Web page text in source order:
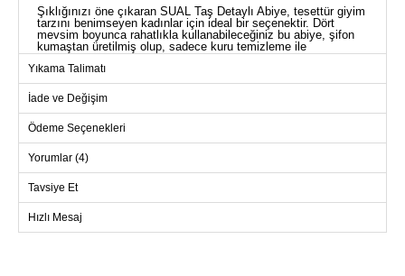
Şıklığınızı öne çıkaran SUAL Taş Detaylı Abiye, tesettür giyim
tarzını benimseyen kadınlar için ideal bir seçenektir. Dört
mevsim boyunca rahatlıkla kullanabileceğiniz bu abiye, şifon
kumaştan üretilmiş olup, sadece kuru temizleme ile
temizlenmelidir. Modelin hakim yaka tasarımı ve astarlı yapısı,
size hem konfor hem de zarif bir görünüm sunar. Üzerinde şık
taş detayları bulunan bu ürün, özel günlerinizde göz
kamaştırmanızı sağlayacak.
Beden
Göğüs
Boy
44
104
149
Yıkama Talimatı
İade ve Değişim
Ödeme Seçenekleri
Yorumlar (4)
Tavsiye Et
Hızlı Mesaj